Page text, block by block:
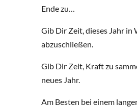
Ende zu…
Gib Dir Zeit, dieses Jahr in
abzuschließen.
Gib Dir Zeit, Kraft zu
neues Jahr.
Am Besten bei einem